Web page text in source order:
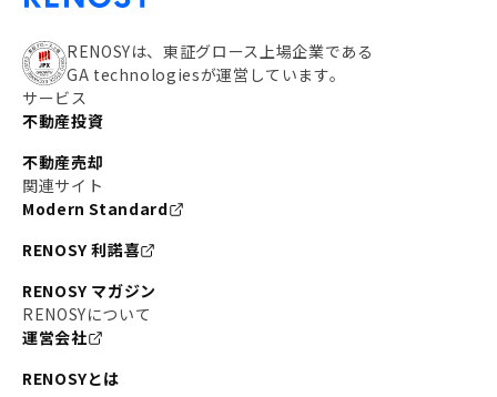
RENOSYは、東証グロース上場企業である
GA technologiesが運営しています。
サービス
不動産投資
不動産売却
関連サイト
Modern Standard
RENOSY 利諾喜
RENOSY マガジン
RENOSYについて
運営会社
RENOSYとは